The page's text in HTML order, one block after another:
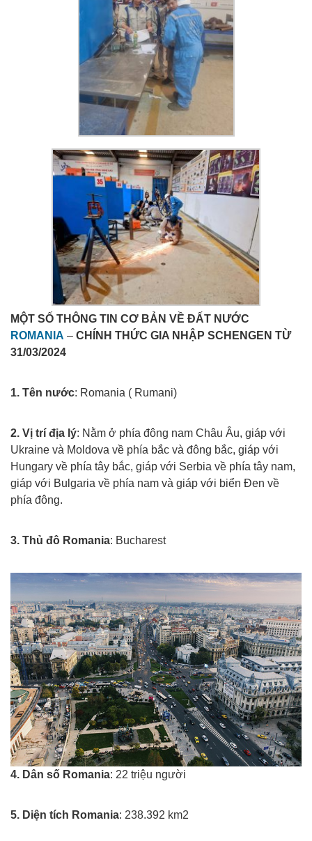
MỘT SỐ THÔNG TIN CƠ BẢN VỀ ĐẤT NƯỚC
ROMANIA – CHÍNH THỨC GIA NHẬP SCHENGEN TỪ
31/03/2024
1. Tên nước: Romania ( Rumani)
2. Vị trí địa lý: Nằm ở phía đông nam Châu Âu, giáp với
Ukraine và Moldova về phía bắc và đông bắc, giáp với
Hungary về phía tây bắc, giáp với Serbia về phía tây nam,
giáp với Bulgaria về phía nam và giáp với biển Đen về
phía đông.
3. Thủ đô Romania: Bucharest
4. Dân số Romania: 22 triệu người
5. Diện tích Romania: 238.392 km2